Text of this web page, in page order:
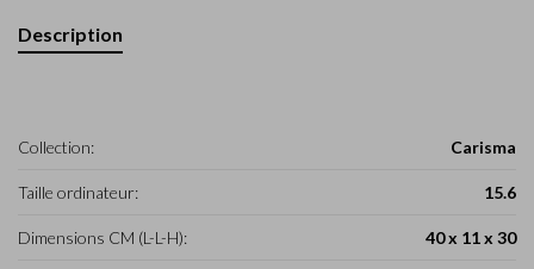
Description
Collection: Carisma
Taille ordinateur: 15.6
Dimensions CM (L-L-H): 40 x 11 x 30